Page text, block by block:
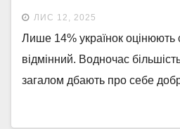
Kantar
ЛИС 12, 2025
Лише 14% українок оцінюють
відмінний. Водночас
загалом дбають про себе